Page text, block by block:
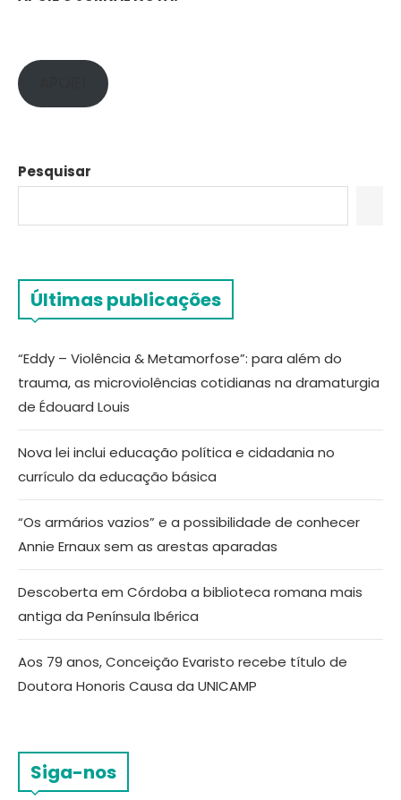
Pesquisar
Últimas publicações
“Eddy – Violência & Metamorfose”: para além do
trauma, as microviolências cotidianas na dramaturgia
de Édouard Louis
Nova lei inclui educação política e cidadania no
currículo da educação básica
“Os armários vazios” e a possibilidade de conhecer
Annie Ernaux sem as arestas aparadas
Descoberta em Córdoba a biblioteca romana mais
antiga da Península Ibérica
Aos 79 anos, Conceição Evaristo recebe título de
Doutora Honoris Causa da UNICAMP
Siga-nos